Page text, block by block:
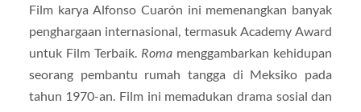
Film karya Alfonso Cuarón ini memenangkan banyak
penghargaan internasional, termasuk Academy Award
untuk Film Terbaik. Roma menggambarkan kehidupan
seorang pembantu rumah tangga di Meksiko pada
tahun 1970-an. Film ini memadukan drama sosial dan